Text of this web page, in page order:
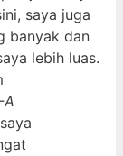
saya juga
banyak dan
lebih luas.
A